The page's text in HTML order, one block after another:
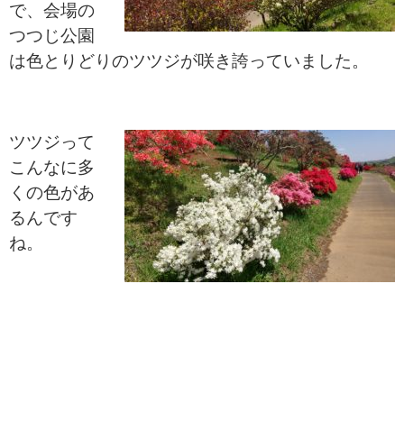
で、会場の
つつじ公園
は色とりどりのツツジが咲き誇っていました。
ツツジって
こんなに多
くの色があ
るんです
ね。